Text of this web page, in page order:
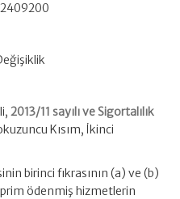
2013/11 sayılı ve Sigortalılık
Kısım, İkinci
birinci fıkrasının (a) ve (b)
ödenmiş hizmetlerin